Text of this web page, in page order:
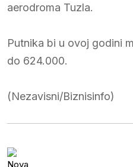
aerodroma Tuzla.
Putnika bi u ovoj godini
do 624.000.
(Nezavisni/Biznisinfo)